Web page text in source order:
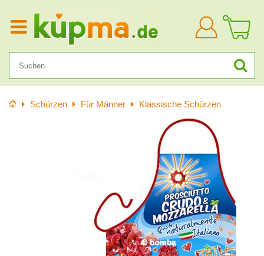
Anmelden
StartseiteSchürzen Für Männer Klassische Schürzen